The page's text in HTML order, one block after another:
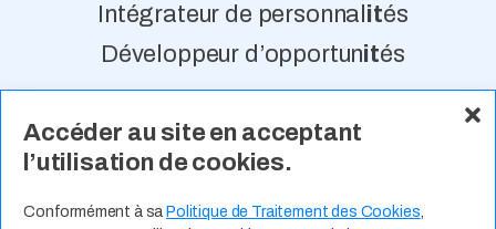
Accéder au site en acceptant
l’utilisation de cookies.
Conformément à sa Politique de Traitement des Cookies,
Intégrateur de personnal ités
Développeur d’opportunités
À Propos Nos Valeurs Actualité
Contact Expertises Métiers
Espace Talents Offres d’Emploi